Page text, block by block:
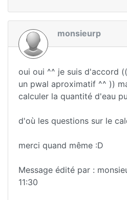
monsieurp
oui oui ^^ je suis d'accord
un pwal aproximatif ^^ ))
calculer la quantité d'eau
d'où les questions sur le
merci quand même :D
Message édité par :
11:30